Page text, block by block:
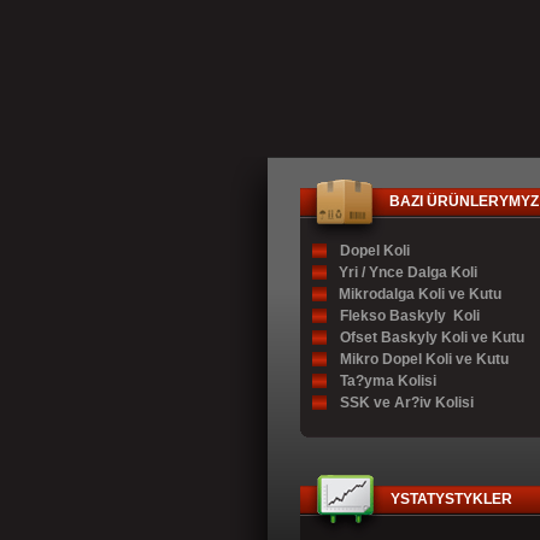
BAZI ÜRÜNLERYMYZ
Dopel Koli
Yri / Ynce Dalga Koli
Mikrodalga Koli ve Kutu
Flekso Baskyly Koli
Ofset Baskyly Koli ve Kutu
Mikro Dopel Koli ve Kutu
Ta?yma Kolisi
SSK ve Ar?iv Kolisi
YSTATYSTYKLER